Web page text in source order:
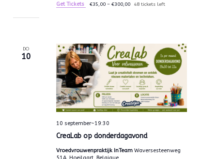
Get Tickets €35,00 – €300,00 48 tickets left
DO
10
CreaLab op donderdagavond
10 september~19:30
Vroedvrouwenpraktijk InTeam Waversesteenweg